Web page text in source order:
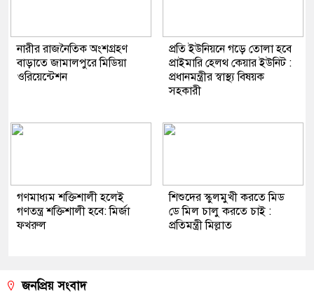
নারীর রাজনৈতিক অংশগ্রহণ
বাড়াতে জামালপুরে মিডিয়া
ওরিয়েন্টেশন
প্রতি ইউনিয়নে গড়ে তোলা হবে
প্রাইমারি হেলথ কেয়ার ইউনিট :
প্রধানমন্ত্রীর স্বাস্থ্য বিষয়ক
সহকারী
গণমাধ্যম শক্তিশালী হলেই
গণতন্ত্র শক্তিশালী হবে: মির্জা
ফখরুল
শিশুদের স্কুলমুখী করতে মিড
ডে মিল চালু করতে চাই :
প্রতিমন্ত্রী মিল্লাত
জনপ্রিয় সংবাদ